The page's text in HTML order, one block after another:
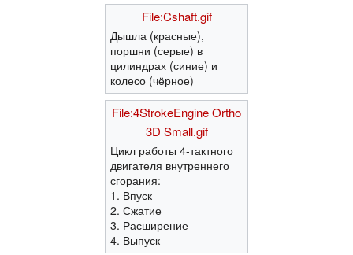
File:Cshaft.gif
Дышла (красные),
поршни (серые) в
цилиндрах (синие) и
колесо (чёрное)
File:4StrokeEngine Ortho
3D Small.gif
Цикл работы 4-тактного
двигателя внутреннего
сгорания:
1. Впуск
2. Сжатие
3. Расширение
4. Выпуск